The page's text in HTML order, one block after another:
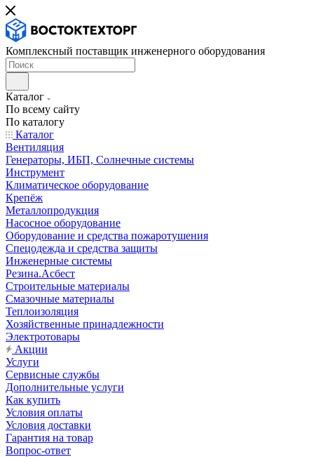
Комплексный поставщик инженерного оборудования
Каталог
По всему сайту
По каталогу
Каталог
Вентиляция
Генераторы, ИБП, Солнечные системы
Инструмент
Климатическое оборудование
Крепёж
Металлопродукция
Насосное оборудование
Оборудование и средства пожаротушения
Спецодежда и средства защиты
Инженерные системы
Резина.Асбест
Строительные материалы
Смазочные материалы
Теплоизоляция
Хозяйственные принадлежности
Электротовары
Акции
Услуги
Сервисные службы
Дополнительные услуги
Как купить
Условия оплаты
Условия доставки
Гарантия на товар
Вопрос-ответ